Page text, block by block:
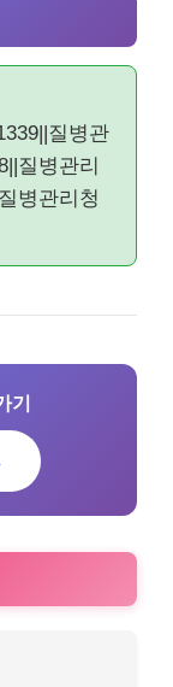
질병관
질병관리
병관리청
기